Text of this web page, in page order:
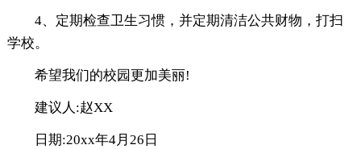
4、定期检查卫生习惯，并定期清洁公共财物，打扫
学校。
希望我们的校园更加美丽!
建议人:赵XX
日期:20xx年4月26日